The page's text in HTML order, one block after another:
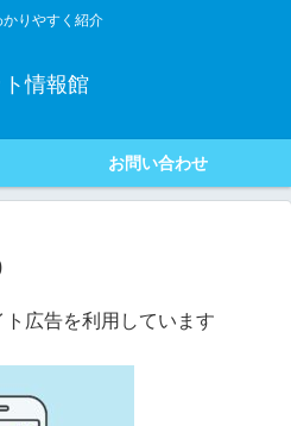
かりやすく紹介
情報館
お問い合わせ
広告を利用しています